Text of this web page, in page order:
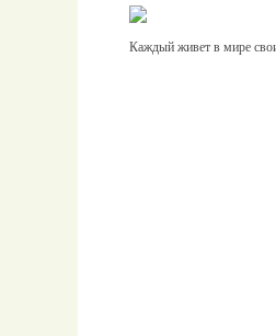
Каждый живет в мире